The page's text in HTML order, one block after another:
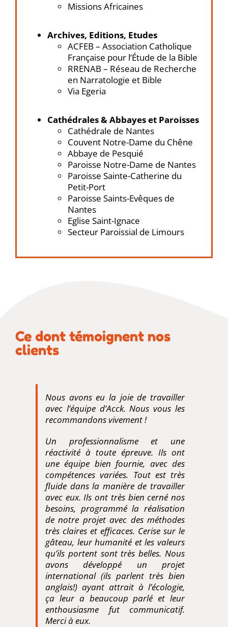
Missions Africaines
Archives, Editions, Etudes
ACFEB – Association Catholique
Française pour l’Étude de la Bible
RRENAB – Réseau de Recherche
en Narratologie et Bible
Via Egeria
Cathédrales & Abbayes et Paroisses
Cathédrale de Nantes
Couvent Notre-Dame du Chêne
Abbaye de Pesquié
Paroisse Notre-Dame de Nantes
Paroisse Sainte-Catherine du
Petit-Port
Paroisse Saints-Evêques de
Nantes
Eglise Saint-Ignace
Secteur Paroissial de Limours
Ce dont témoignent nos
clients
Nous avons eu la joie de travailler
avec l’équipe d’Acck. Nous vous les
recommandons vivement !
Un professionnalisme et une
réactivité à toute épreuve. Ils ont
une équipe bien fournie, avec des
compétences variées. Tout est très
fluide dans la manière de travailler
avec eux. Ils ont très bien cerné nos
besoins, programmé la réalisation
de notre projet avec des méthodes
très claires et efficaces. Cerise sur le
gâteau, leur humanité et les valeurs
qu’ils portent sont très belles. Nous
avons développé un projet
international (ils parlent très bien
anglais!) ayant attrait à l’écologie,
ça leur a beaucoup parlé et leur
enthousiasme fut communicatif.
Merci à eux.